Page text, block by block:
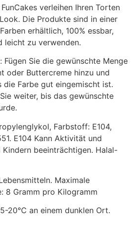
verleihen Ihren Torten
Die Produkte sind in einer
erhältlich, 100% essbar,
zu verwenden.
Fügen Sie die gewünschte Menge
oder Buttercreme hinzu und
die Farbe gut eingemischt ist.
weiter, bis das gewünschte
Farbstoff: E104,
E104 Kann Aktivität und
beeinträchtigen. Halal-
Maximale
8 Gramm pro Kilogramm
20°C an einem dunklen Ort.